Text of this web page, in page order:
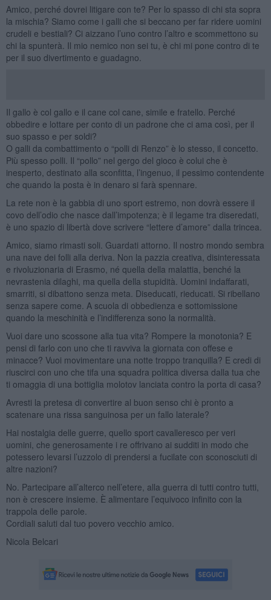
Amico, perché dovrei litigare con te? Per lo spasso di chi sta sopra
la mischia? Siamo come i galli che si beccano per far ridere uomini
crudeli e bestiali? Ci aizzano l’uno contro l’altro e scommettono su
chi la spunterà. Il mio nemico non sei tu, è chi mi pone contro di te
per il suo divertimento e guadagno.
Il gallo è col gallo e il cane col cane, simile e fratello. Perché
obbedire e lottare per conto di un padrone che ci ama così, per il
suo spasso e per soldi?
O galli da combattimento o “polli di Renzo” è lo stesso, il concetto.
Più spesso polli. Il “pollo” nel gergo del gioco è colui che è
inesperto, destinato alla sconfitta, l’ingenuo, il pessimo contendente
che quando la posta è in denaro si farà spennare.
La rete non è la gabbia di uno sport estremo, non dovrà essere il
covo dell’odio che nasce dall’impotenza; è il legame tra diseredati,
è uno spazio di libertà dove scrivere “lettere d’amore” dalla trincea.
Amico, siamo rimasti soli. Guardati attorno. Il nostro mondo sembra
una nave dei folli alla deriva. Non la pazzia creativa, disinteressata
e rivoluzionaria di Erasmo, né quella della malattia, benché la
nevrastenia dilaghi, ma quella della stupidità. Uomini indaffarati,
smarriti, si dibattono senza meta. Diseducati, rieducati. Si ribellano
senza sapere come. A scuola di obbedienza e sottomissione
quando la meschinità e l’indifferenza sono la normalità.
Vuoi dare uno scossone alla tua vita? Rompere la monotonia? E
pensi di farlo con uno che ti ravviva la giornata con offese e
minacce? Vuoi movimentare una notte troppo tranquilla? E credi di
riuscirci con uno che tifa una squadra politica diversa dalla tua che
ti omaggia di una bottiglia molotov lanciata contro la porta di casa?
Avresti la pretesa di convertire al buon senso chi è pronto a
scatenare una rissa sanguinosa per un fallo laterale?
Hai nostalgia delle guerre, quello sport cavalleresco per veri
uomini, che generosamente i re offrivano ai sudditi in modo che
potessero levarsi l’uzzolo di prendersi a fucilate con sconosciuti di
altre nazioni?
No. Partecipare all’alterco nell’etere, alla guerra di tutti contro tutti,
non è crescere insieme. È alimentare l’equivoco infinito con la
trappola delle parole.
Cordiali saluti dal tuo povero vecchio amico.
Nicola Belcari